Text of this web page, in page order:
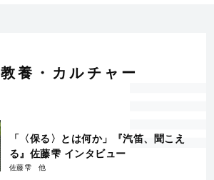
教養・カルチャー
「〈保る〉とは何か」『汽笛、聞こえ
る』佐藤雫 インタビュー
佐藤雫